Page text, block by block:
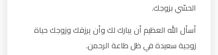
الحسّي بزوجك.
أسأل الله العظيم أن يبارك لك وأن يرزقك وزوجك حياة
زوجية سعيدة في ظل طاعة الرحمن.